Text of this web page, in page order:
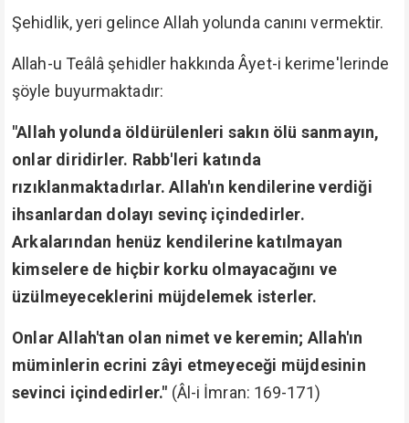
Şehidlik, yeri gelince Allah yolunda canını vermektir.
Allah-u Teâlâ şehidler hakkında Âyet-i kerime'lerinde
şöyle buyurmaktadır:
"Allah yolunda öldürülenleri sakın ölü sanmayın,
onlar diridirler. Rabb'leri katında
rızıklanmaktadırlar. Allah'ın kendilerine verdiği
ihsanlardan dolayı sevinç içindedirler.
Arkalarından henüz kendilerine katılmayan
kimselere de hiçbir korku olmayacağını ve
üzülmeyeceklerini müjdelemek isterler.
Onlar Allah'tan olan nimet ve keremin; Allah'ın
müminlerin ecrini zâyi etmeyeceği müjdesinin
sevinci içindedirler." (Âl-i İmran: 169-171)